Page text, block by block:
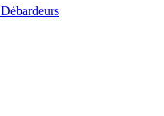
Débardeurs